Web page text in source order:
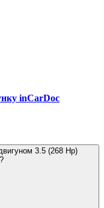
inCarDoc
3.5 (268 Hp)